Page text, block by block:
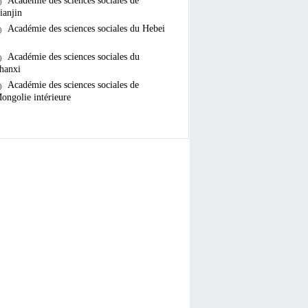
Académie des sciences sociales du Hebei
Académie des sciences sociales du
Académie des sciences sociales de
intérieure